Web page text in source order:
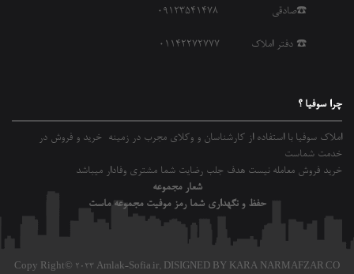
☎️صادقی 09123541478
☎️ دفتر املاک 01142272777
چرا سوفیا ؟
املاک سوفیا با استفاده از کارشناسان و وکلای مجرب در زمینه خرید و فروش در
خدمت شماست
خرید فروش معامله نیست هدف جلب رضایت شما مشتری وفادار میباشد
شعار مجموعه
حفظ و نگهداری شما رمز موفیت مجموعه ماست
Copy Right© 2023 Amlak-Sofia.ir, DISIGNED BY KARA NARMAFZAR.CO